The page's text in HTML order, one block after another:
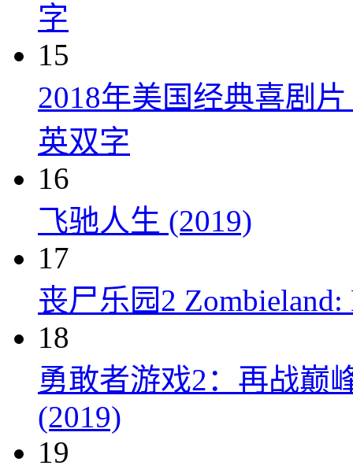
字
15
2018年美国经典喜剧
英双字
16
飞驰人生 (2019)
17
丧尸乐园2 Zombieland:
18
勇敢者游戏2：再战巅
(2019)
19